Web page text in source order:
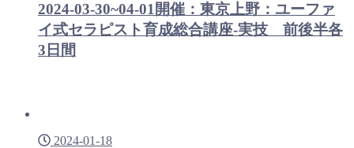
2024-03-30~04-01開催：東京上野：ユーファ
イ式セラピスト育成総合講座-実技 前後半各
3日間
2024-01-18